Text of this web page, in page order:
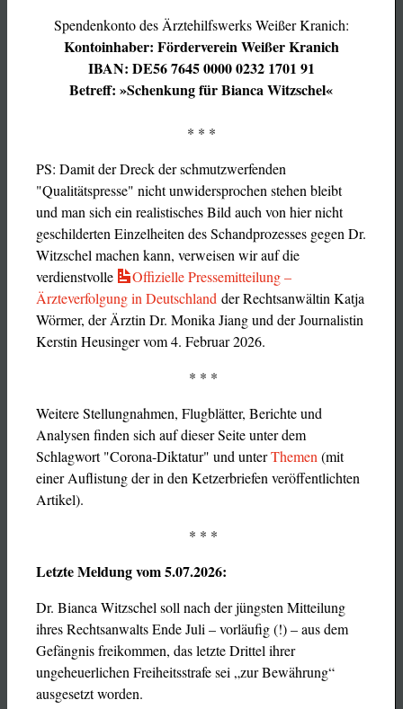
Spendenkonto des Ärztehilfswerks Weißer Kranich:
Kontoinhaber: Förderverein Weißer Kranich
IBAN: DE56 7645 0000 0232 1701 91
Betreff: »Schenkung für Bianca Witzschel«
* * *
PS: Damit der Dreck der schmutzwerfenden
"Qualitätspresse" nicht unwidersprochen stehen bleibt
und man sich ein realistisches Bild auch von hier nicht
geschilderten Einzelheiten des Schandprozesses gegen Dr.
Witzschel machen kann, verweisen wir auf die
verdienstvolle
Offizielle Pressemitteilung –
Ärzteverfolgung in Deutschland der Rechtsanwältin Katja
Wörmer, der Ärztin Dr. Monika Jiang und der Journalistin
Kerstin Heusinger vom 4. Februar 2026.
* * *
Weitere Stellungnahmen, Flugblätter, Berichte und
Analysen finden sich auf dieser Seite unter dem
Schlagwort "Corona-Diktatur" und unterThemen(mit
einer Auflistung der in den Ketzerbriefen veröffentlichten
Artikel).
* * *
Letzte Meldung vom 5.07.2026:
Dr. Bianca Witzschel soll nach der jüngsten Mitteilung
ihres Rechtsanwalts Ende Juli – vorläufig (!) – aus dem
Gefängnis freikommen, das letzte Drittel ihrer
ungeheuerlichen Freiheitsstrafe sei „zur Bewährung“
ausgesetzt worden.